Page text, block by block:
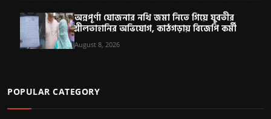
অন্নপূর্ণা যোজনার নথি জমা নিতে গিয়ে যুবতীর
শ্লীলতাহানির অভিযোগ, কাঠগড়ায় বিজেপি কর্মী
August 8, 2026
POPULAR CATEGORY